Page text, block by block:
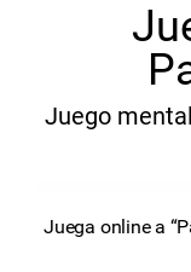
Juego
Juega online a